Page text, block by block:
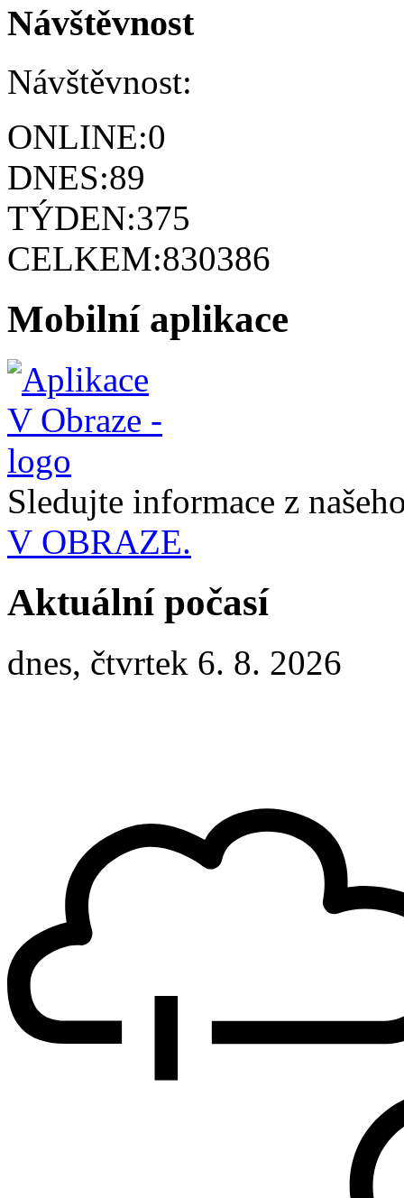
Návštěvnost
Návštěvnost:
ONLINE:0
DNES:89
TÝDEN:375
CELKEM:830386
Mobilní aplikace
Sledujte informace z
V OBRAZE.
Aktuální počasí
dnes, čtvrtek 6. 8. 2026